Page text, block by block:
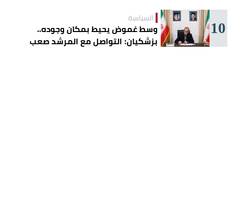
10 السياسة
وسط غموض يحيط بمكان وجوده..
بزشكيان: التواصل مع المرشد صعب